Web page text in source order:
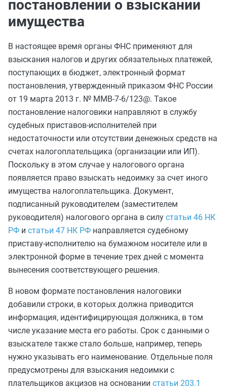
постановлении о взыскании
имущества
В настоящее время органы ФНС применяют для
взыскания налогов и других обязательных платежей,
поступающих в бюджет, электронный формат
постановления, утвержденный приказом ФНС России
от 19 марта 2013 г. № ММВ-7-6/123@. Такое
постановление налоговики направляют в службу
судебных приставов-исполнителей при
недостаточности или отсутствии денежных средств на
счетах налогоплательщика (организации или ИП).
Поскольку в этом случае у налогового органа
появляется право взыскать недоимку за счет иного
имущества налогоплательщика. Документ,
подписанный руководителем (заместителем
руководителя) налогового органа в силу статьи 46 НК
РФ и статьи 47 НК РФ направляется судебному
приставу-исполнителю на бумажном носителе или в
электронной форме в течение трех дней с момента
вынесения соответствующего решения.
В новом формате постановления налоговики
добавили строки, в которых должна приводится
информация, идентифицирующая должника, в том
числе указание места его работы. Срок с данными о
взыскателе также стало больше, например, теперь
нужно указывать его наименование. Отдельные поля
предусмотрены для взыскания недоимки с
плательщиков акцизов на основании статьи 203.1